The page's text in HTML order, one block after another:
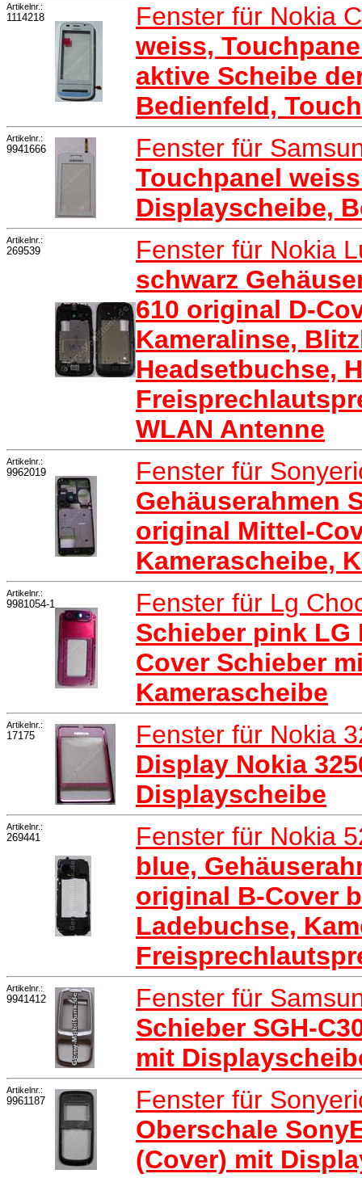
Artikelnr.:
1114218
Fenster für Nokia
weiss,
aktive Scheibe
Bedienfeld,
Artikelnr.:
9941666
Fenster für
Touchpanel
Displayscheibe,
Artikelnr.:
269539
Fenster für Nokia
schwarz
610 original D-
Kameralinse,
Headsetbuchse,
WLAN Antenne
Artikelnr.:
9962019
Fenster für
Gehäuserahmen
original Mittel-
Kamerascheibe,
Artikelnr.:
9981054-1
Fenster für Lg
Schieber pink LG
Cover Schieber
Kamerascheibe
Artikelnr.:
17175
Fenster für Nokia
Display Nokia
Displayscheibe
Artikelnr.:
269441
Fenster für Nokia
blue,
original B-Cover
Ladebuchse,
Artikelnr.:
9941412
Fenster für
Schieber SGH-
mit
Artikelnr.:
9961187
Fenster für
Oberschale
(Cover) mit